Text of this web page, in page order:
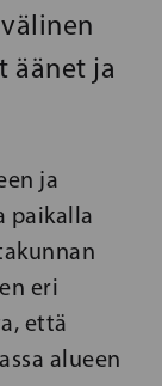
äänet ja
ja
paikalla
eri
että
alueen